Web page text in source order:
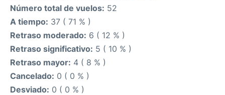
Número total de vuelos: 52
A tiempo: 37 ( 71 % )
Retraso moderado: 6 ( 12 % )
Retraso significativo: 5 ( 10 % )
Retraso mayor: 4 ( 8 % )
Cancelado: 0 ( 0 % )
Desviado: 0 ( 0 % )